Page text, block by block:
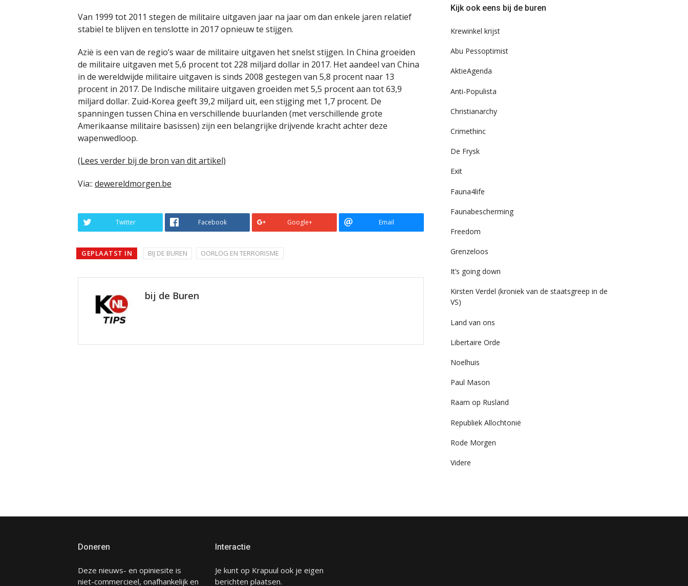
Van 1999 tot 2011 stegen de militaire uitgaven jaar na jaar om dan enkele jaren relatief
stabiel te blijven en tenslotte in 2017 opnieuw te stijgen.
Azië is een van de regio’s waar de militaire uitgaven het snelst stijgen. In China groeiden
de militaire uitgaven met 5,6 procent tot 228 miljard dollar in 2017. Het aandeel van China
in de wereldwijde militaire uitgaven is sinds 2008 gestegen van 5,8 procent naar 13
procent in 2017. De Indische militaire uitgaven groeiden met 5,5 procent aan tot 63,9
miljard dollar. Zuid-Korea geeft 39,2 miljard uit, een stijging met 1,7 procent. De
spanningen tussen China en verschillende buurlanden (met verschillende grote
Amerikaanse militaire basissen) zijn een belangrijke drijvende kracht achter deze
wapenwedloop.
(Lees verder bij de bron van dit artikel)
Via:: dewereldmorgen.be
Twitter Facebook Google+ Email
GEPLAATST IN BIJ DE BUREN OORLOG EN TERRORISME
bij de Buren
ons
Kijk ook eens bij de buren
Krewinkel krijst
Abu Pessoptimist
AktieAgenda
Anti-Populista
Christianarchy
Crimethinc
De Frysk
Exit
Fauna4life
Faunabescherming
Freedom
Grenzeloos
It’s going down
Kirsten Verdel (kroniek van de staatsgreep in de
VS)
Land van ons
Libertaire Orde
Noelhuis
Paul Mason
Raam op Rusland
Republiek Allochtonië
Rode Morgen
Videre
Doneren
Deze nieuws- en opiniesite is
niet-commercieel, onafhankelijk en
Interactie
Je kunt op Krapuul ook je eigen
berichten plaatsen.